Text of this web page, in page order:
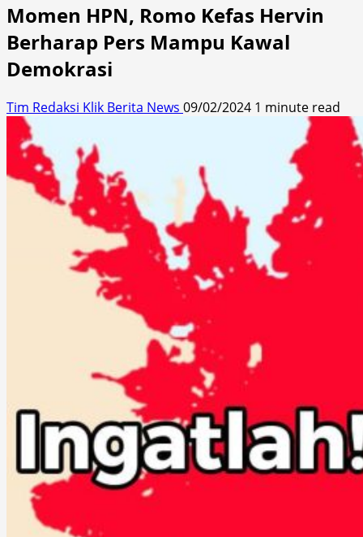
Momen HPN, Romo Kefas Hervin
Berharap Pers Mampu Kawal
Demokrasi
Tim Redaksi Klik Berita News 09/02/2024 1 minute read